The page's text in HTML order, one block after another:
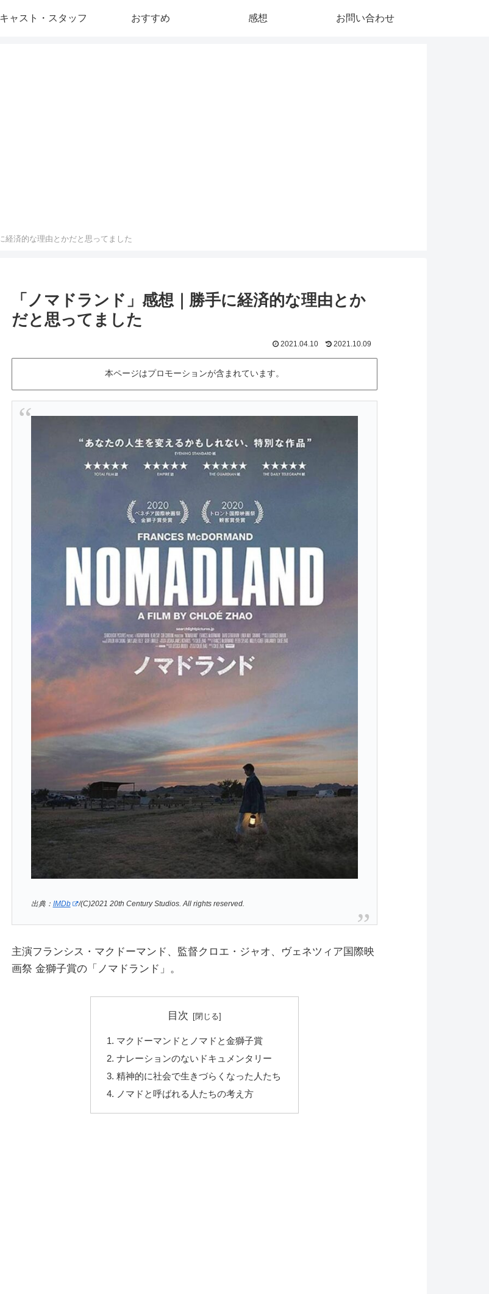
キャスト・スタッフ おすすめ 感想 お問い合わせ
経済的な理由とかだと思ってました
「ノマドランド」感想｜勝手に経済的な理由とか
だと思ってました
2021.04.10 2021.10.09
本ページはプロモーションが含まれています。
出典： IMDb /(C)2021 20th Century Studios. All rights reserved.
主演フランシス・マクドーマンド、監督クロエ・ジャオ、ヴェネツィア国際映
画祭 金獅子賞の「ノマドランド」。
目次
マクドーマンドとノマドと金獅子賞
ナレーションのないドキュメンタリー
精神的に社会で生きづらくなった人たち
ノマドと呼ばれる人たちの考え方